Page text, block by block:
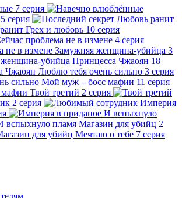
7 серия
5 серия
Любовь ранит
Грех и любовь 10 серия
проблема не в измене 4 серия
Замужняя женщина-убийца 3
Принцесса Чжаоян 18
Люблю тебя очень сильно 3 серия
Мой муж – босс мафии 11 серия
Твой третий 2 серия
2 серия
Империя
И вспыхнуло
Магазин для убийц 2
Мечтаю о тебе 7 серия